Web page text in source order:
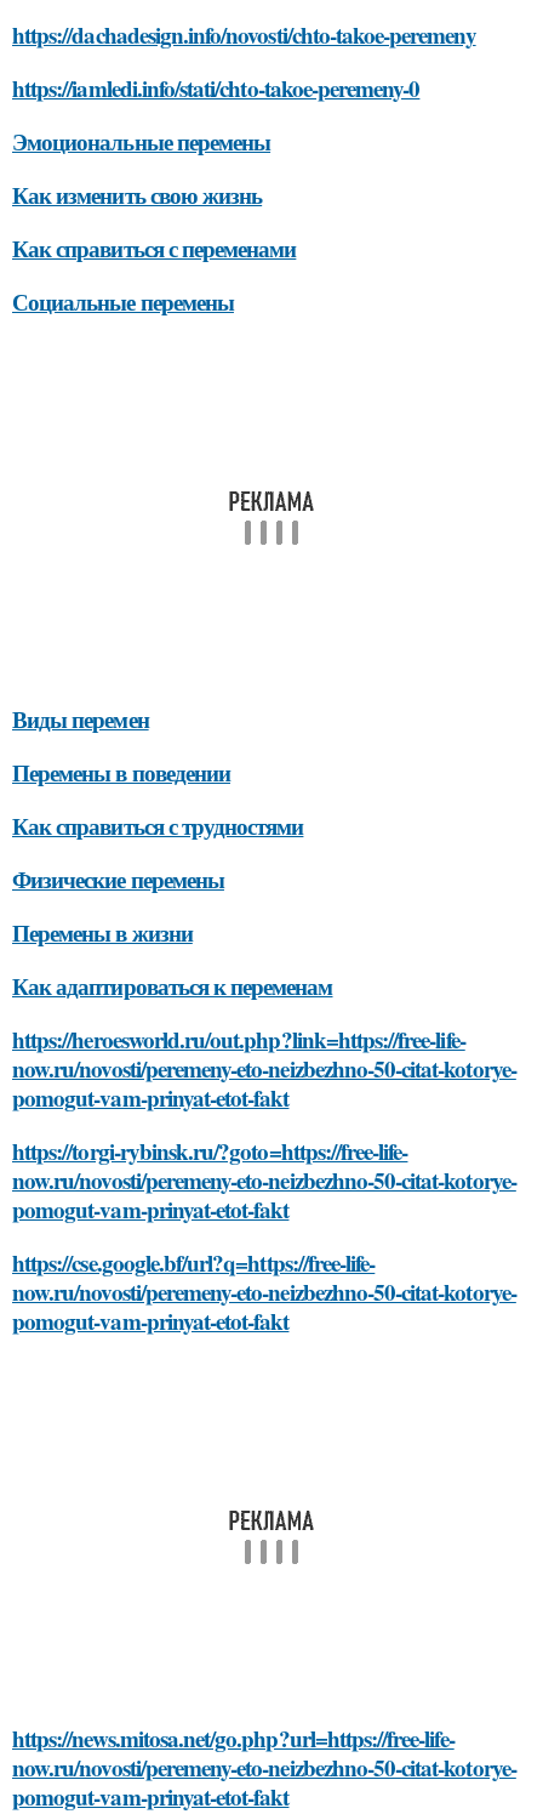
https://dachadesign.info/novosti/chto-takoe-peremeny
https://iamledi.info/stati/chto-takoe-peremeny-0
Эмоциональные перемены
Как изменить свою жизнь
Как справиться с переменами
Социальные перемены
Виды перемен
Перемены в поведении
Как справиться с трудностями
Физические перемены
Перемены в жизни
Как адаптироваться к переменам
https://heroesworld.ru/out.php?link=https://free-life-
now.ru/novosti/peremeny-eto-neizbezhno-50-citat-kotorye-
pomogut-vam-prinyat-etot-fakt
https://torgi-rybinsk.ru/?goto=https://free-life-
now.ru/novosti/peremeny-eto-neizbezhno-50-citat-kotorye-
pomogut-vam-prinyat-etot-fakt
https://cse.google.bf/url?q=https://free-life-
now.ru/novosti/peremeny-eto-neizbezhno-50-citat-kotorye-
pomogut-vam-prinyat-etot-fakt
https://news.mitosa.net/go.php?url=https://free-life-
now.ru/novosti/peremeny-eto-neizbezhno-50-citat-kotorye-
pomogut-vam-prinyat-etot-fakt